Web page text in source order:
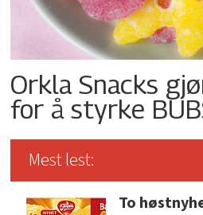
Orkla Snacks
for å styrke
Mest lest:
To